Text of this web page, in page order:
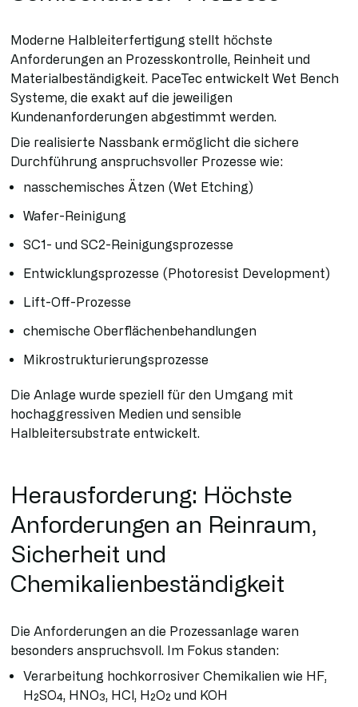
Moderne Halbleiterfertigung stellt höchste
Anforderungen an Prozesskontrolle, Reinheit und
Materialbeständigkeit. PaceTec entwickelt Wet Bench
Systeme, die exakt auf die jeweiligen
Kundenanforderungen abgestimmt werden.
Die realisierte Nassbank ermöglicht die sichere
Durchführung anspruchsvoller Prozesse wie:
nasschemisches Ätzen (Wet Etching)
Wafer-Reinigung
SC1- und SC2-Reinigungsprozesse
Entwicklungsprozesse (Photoresist Development)
Lift-Off-Prozesse
chemische Oberflächenbehandlungen
Mikrostrukturierungsprozesse
Die Anlage wurde speziell für den Umgang mit
hochaggressiven Medien und sensible
Halbleitersubstrate entwickelt.
Herausforderung: Höchste
Anforderungen an Reinraum,
Sicherheit und
Chemikalienbeständigkeit
Die Anforderungen an die Prozessanlage waren
besonders anspruchsvoll. Im Fokus standen:
Verarbeitung hochkorrosiver Chemikalien wie HF,
H₂SO₄, HNO₃, HCl, H₂O₂ und KOH